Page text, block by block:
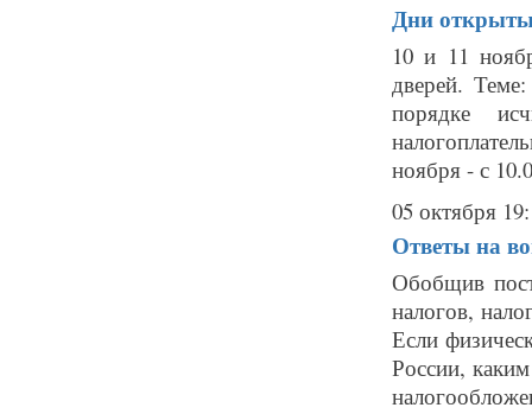
Дни
10 и 11
дверей.
порядке
ноября - с
05 октября
Ответы на
Обобщив
налогов,
Если
России,